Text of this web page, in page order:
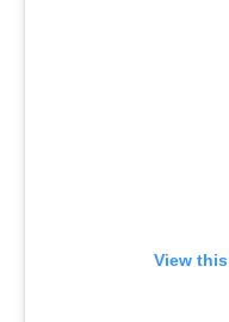
View